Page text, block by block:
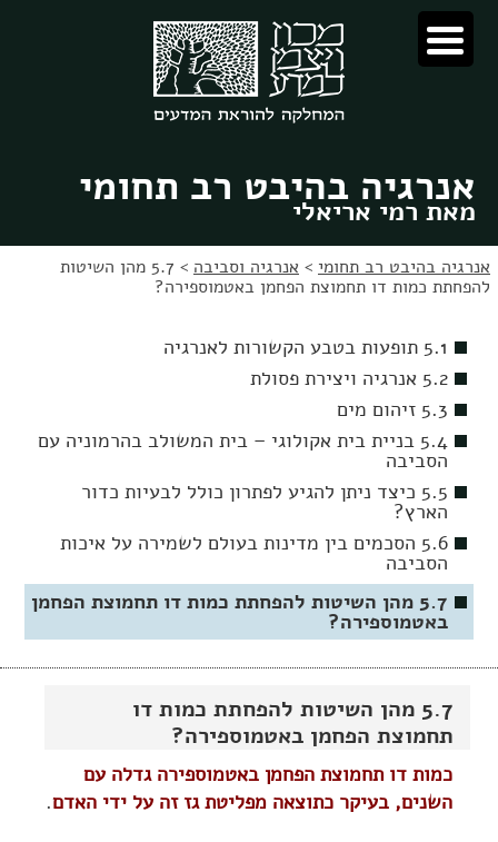
לתוכן
לניווט
אנרגיה בהיבט רב תחומי
מאת רמי אריאלי
אנרגיה בהיבט רב תחומי > אנרגיה וסביבה >
5.7 מהן השיטות
להפחתת כמות דו תחמוצת הפחמן באטמוספירה?
5.7 מהן השיטות להפחתת כמות דו
תחמוצת הפחמן באטמוספירה?
כמות דו תחמוצת הפחמן באטמוספירה גדלה עם
השנים, בעיקר כתוצאה מפליטת גז זה על ידי האדם.
5.1 תופעות בטבע הקשורות לאנרגיה
5.2 אנרגיה ויצירת פסולת
5.3 זיהום מים
5.4 בניית בית אקולוגי – בית המשולב בהרמוניה עם
הסביבה
5.5 כיצד ניתן להגיע לפתרון כולל לבעיות כדור
הארץ?
5.6 הסכמים בין מדינות בעולם לשמירה על איכות
הסביבה
5.7 מהן השיטות להפחתת כמות דו תחמוצת הפחמן
באטמוספירה?